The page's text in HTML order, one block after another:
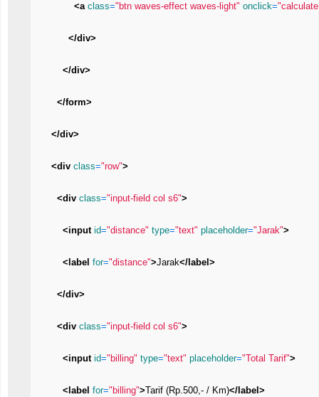
<a class="btn waves-effect waves-light" onclick=
</div>
</div>
</form>
</div>
<div class="row">
<div class="input-field col s6">
<input id="distance" type="text" placeholder="Jarak">
<label for="distance">Jarak</label>
</div>
<div class="input-field col s6">
<input id="billing" type="text" placeholder="Total Tarif">
<label for="billing"> Tarif (Rp.500,- / Km)</label>